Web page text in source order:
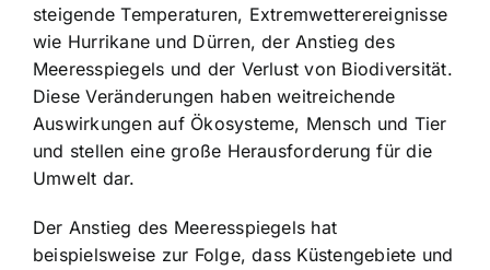
steigende Temperaturen, Extremwetterereignisse
wie Hurrikane und Dürren, der Anstieg des
Meeresspiegels und der Verlust von Biodiversität.
Diese Veränderungen haben weitreichende
Auswirkungen auf Ökosysteme, Mensch und Tier
und stellen eine große Herausforderung für die
Umwelt dar.
Der Anstieg des Meeresspiegels hat
beispielsweise zur Folge, dass Küstengebiete und